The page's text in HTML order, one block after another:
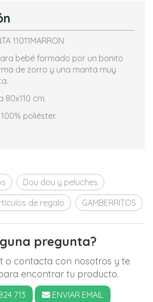
11011MARRON
bebé formado por un bonito
de zorro y una manta muy
80x110 cm.
poliéster.
Dou dou y peluches
de regalo
GAMBERRITOS
pregunta?
o contacta con nosotros y te
encontrar tu producto.
713 ENVIAR EMAIL